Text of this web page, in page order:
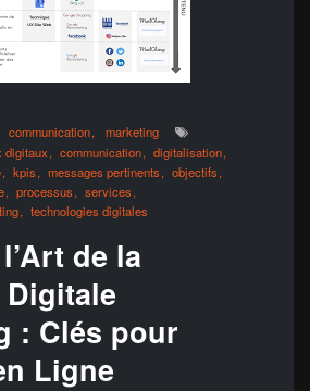
communication
marketing
digitaux communication
digitalisation
kpis messages pertinents
objectifs
processus
services
technologies digitales
de la
: Clés pour
Ligne